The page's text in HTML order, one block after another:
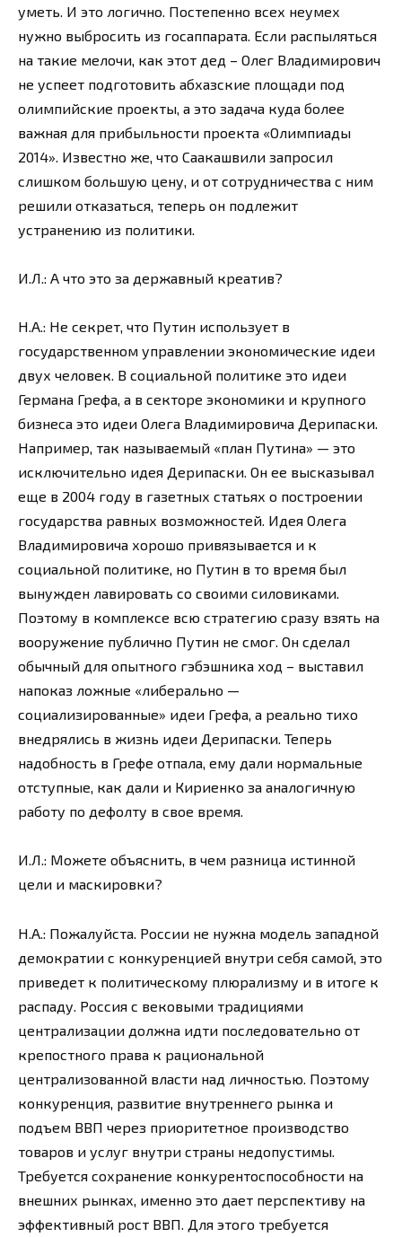
уметь. И это логично. Постепенно всех неумех
нужно выбросить из госаппарата. Если распыляться
на такие мелочи, как этот дед – Олег Владимирович
не успеет подготовить абхазские площади под
олимпийские проекты, а это задача куда более
важная для прибыльности проекта «Олимпиады
2014». Известно же, что Саакашвили запросил
слишком большую цену, и от сотрудничества с ним
решили отказаться, теперь он подлежит
устранению из политики.
И.Л.: А что это за державный креатив?
Н.А.: Не секрет, что Путин использует в
государственном управлении экономические идеи
двух человек. В социальной политике это идеи
Германа Грефа, а в секторе экономики и крупного
бизнеса это идеи Олега Владимировича Дерипаски.
Например, так называемый «план Путина» — это
исключительно идея Дерипаски. Он ее высказывал
еще в 2004 году в газетных статьях о построении
государства равных возможностей. Идея Олега
Владимировича хорошо привязывается и к
социальной политике, но Путин в то время был
вынужден лавировать со своими силовиками.
Поэтому в комплексе всю стратегию сразу взять на
вооружение публично Путин не смог. Он сделал
обычный для опытного гэбэшника ход – выставил
напоказ ложные «либерально —
социализированные» идеи Грефа, а реально тихо
внедрялись в жизнь идеи Дерипаски. Теперь
надобность в Грефе отпала, ему дали нормальные
отступные, как дали и Кириенко за аналогичную
работу по дефолту в свое время.
И.Л.: Можете объяснить, в чем разница истинной
цели и маскировки?
Н.А.: Пожалуйста. России не нужна модель западной
демократии с конкуренцией внутри себя самой, это
приведет к политическому плюрализму и в итоге к
распаду. Россия с вековыми традициями
централизации должна идти последовательно от
крепостного права к рациональной
централизованной власти над личностью. Поэтому
конкуренция, развитие внутреннего рынка и
подъем ВВП через приоритетное производство
товаров и услуг внутри страны недопустимы.
Требуется сохранение конкурентоспособности на
внешних рынках, именно это дает перспективу на
эффективный рост ВВП. Для этого требуется